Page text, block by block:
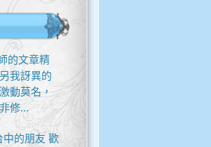
的文章精
我訝異的
動莫名，
修...
中的朋友 歡